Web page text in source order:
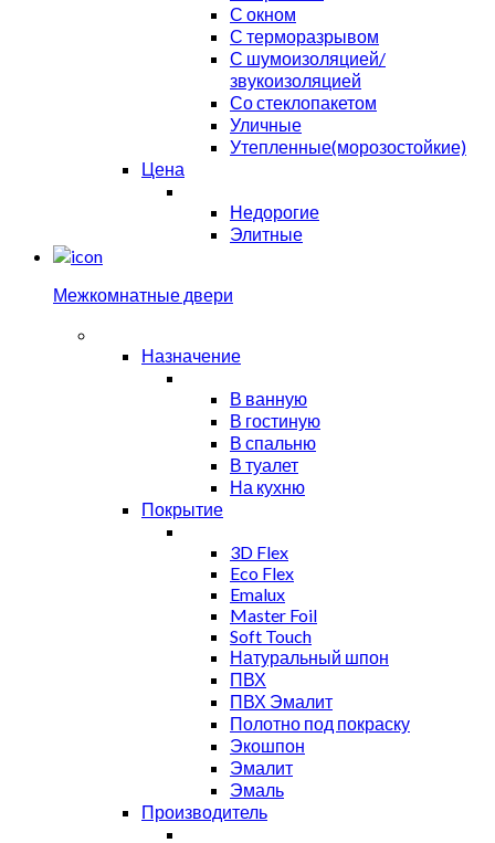
С окном
С терморазрывом
С шумоизоляцией/
звукоизоляцией
Со стеклопакетом
Уличные
Утепленные(морозостойкие)
Цена
Недорогие
Элитные
Межкомнатные двери
Назначение
В ванную
В гостиную
В спальню
В туалет
На кухню
Покрытие
3D Flex
Eco Flex
Emalux
Master Foil
Soft Touch
Натуральный шпон
ПВХ
ПВХ Эмалит
Полотно под покраску
Экошпон
Эмалит
Эмаль
Производитель